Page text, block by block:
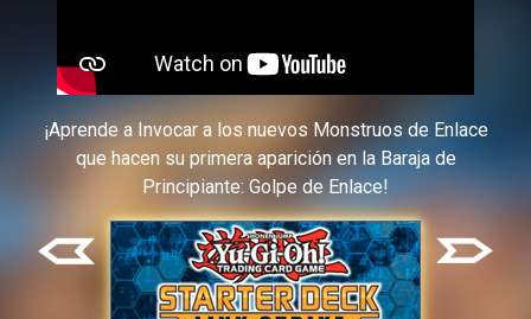
¡Aprende a Invocar a los nuevos Monstruos de Enlace
que hacen su primera aparición en la Baraja de
Principiante: Golpe de Enlace!